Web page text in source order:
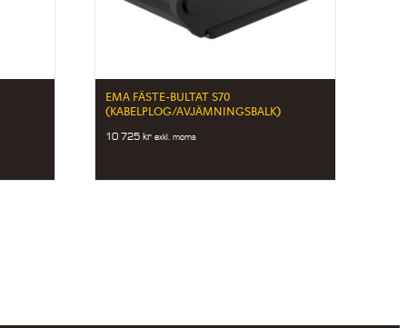
EMA FÄSTE-BULTAT S70
(KABELPLOG/AVJÄMNINGSBALK)
10 725kr exkl. moms